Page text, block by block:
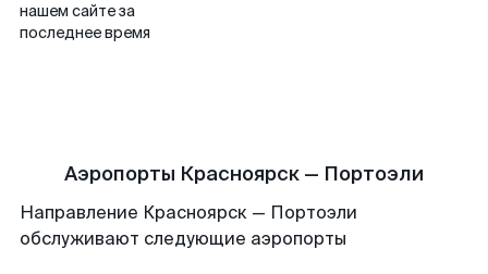
нашем сайте за
последнее время
Аэропорты Красноярск — Портоэли
Направление Красноярск — Портоэли
обслуживают следующие аэропорты